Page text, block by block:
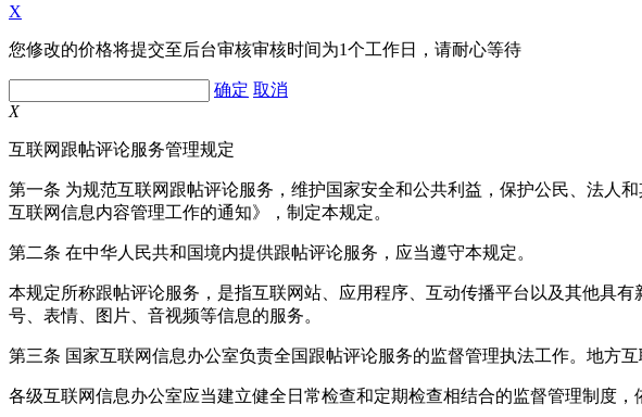
X
您修改的价格将提交至后台审核审核时间为1个工作日，请耐心等待
确定 取消
X
互联网跟帖评论服务管理规定
第一条 为规范互联网跟帖评论服务，维护国家安全和公共利益，保护公民、法人
互联网信息内容管理工作的通知》，制定本规定。
第二条 在中华人民共和国境内提供跟帖评论服务，应当遵守本规定。
本规定所称跟帖评论服务，是指互联网站、应用程序、互动传播平台以及其他具
号、表情、图片、音视频等信息的服务。
第三条 国家互联网信息办公室负责全国跟帖评论服务的监督管理执法工作。地方
各级互联网信息办公室应当建立健全日常检查和定期检查相结合的监督管理制度，